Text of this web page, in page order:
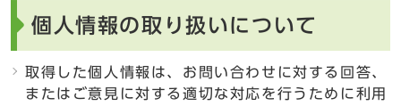
個人情報の取り扱いについて
取得した個人情報は、お問い合わせに対する回答、
またはご意見に対する適切な対応を行うために利用